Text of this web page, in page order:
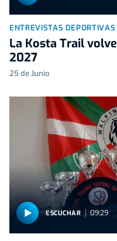
ENTREVISTAS DEPORTIVAS
La Kosta Trail
2027
25 de Junio
ESCUCHAR 09:29